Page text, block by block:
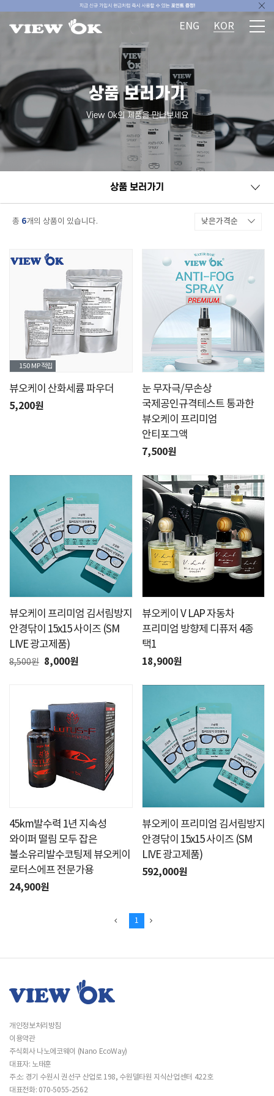
ENG KOR
상품 보러가기
View Ok의 제품을 만나보세요
상품 보러가기
총 6개의 상품이 있습니다. 낮은가격순
150 MP적립
뷰오케이 산화세륨 파우더
5,200원
눈 무자극/무손상
국제공인규격테스트 통과한
뷰오케이 프리미엄
안티포그액
7,500원
뷰오케이 프리미엄 김서림방지
안경닦이 15x15 사이즈 (SM
LIVE 광고제품)
8,500원 8,000원
뷰오케이 V LAP 자동차
프리미엄 방향제 디퓨저 4종
택1
18,900원
45km발수력 1년 지속성
와이퍼 떨림 모두 잡은
불소유리발수코팅제 뷰오케이
로터스에프 전문가용
24,900원
뷰오케이 프리미엄 김서림방지
안경닦이 15x15 사이즈 (SM
LIVE 광고제품)
592,000원
1
개인정보처리방침
이용약관
주식회사 나노에코웨이 (Nano EcoWay)
대표자: 노태훈
주소: 경기 수원시 권선구 산업로 198, 수원델타원 지식산업센터 422호
대표전화: 070-5055-2562